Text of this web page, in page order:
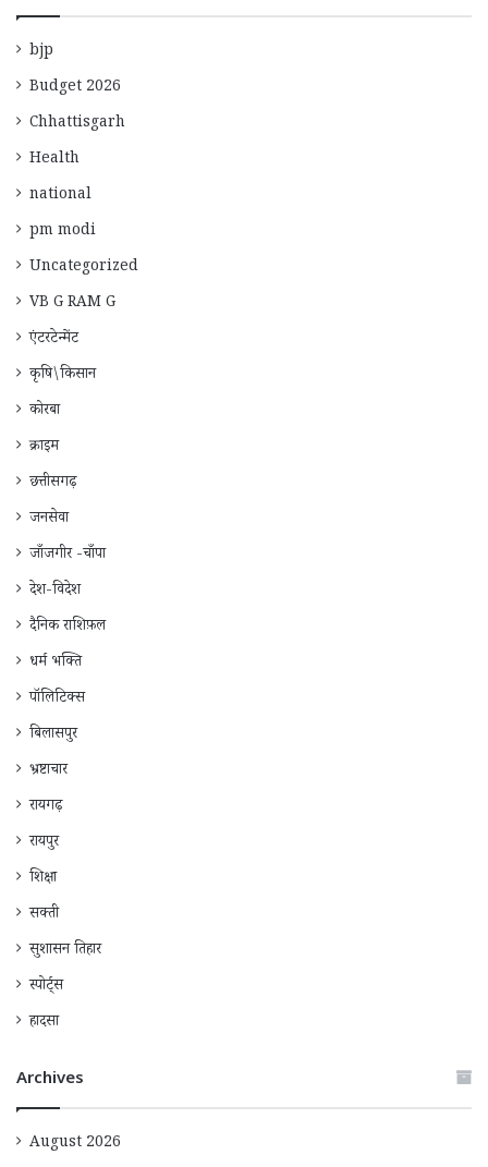
bjp
Budget 2026
Chhattisgarh
Health
national
pm modi
Uncategorized
VB G RAM G
एंटरटेन्मेंट
कृषि\किसान
कोरबा
क्राइम
छत्तीसगढ़
जनसेवा
जाँजगीर -चाँपा
देश-विदेश
दैनिक राशिफ़ल
धर्म भक्ति
पॉलिटिक्स
बिलासपुर
भ्रष्टाचार
रायगढ़
रायपुर
शिक्षा
सक्ती
सुशासन तिहार
स्पोर्ट्स
हादसा
Archives
August 2026